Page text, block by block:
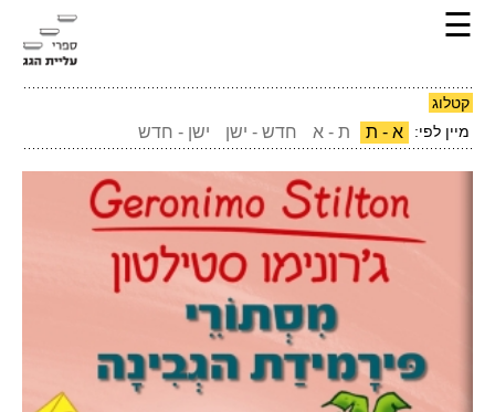
☰
קטלוג
מיין לפי:
א - ת ת - א חדש - ישן ישן - חדש